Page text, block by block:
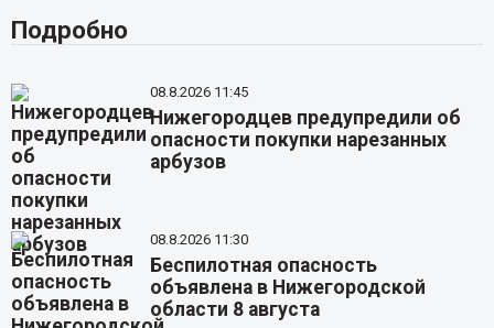
Подробно
08.8.2026 11:45
Нижегородцев предупредили об
опасности покупки нарезанных
арбузов
08.8.2026 11:30
Беспилотная опасность
объявлена в Нижегородской
области 8 августа